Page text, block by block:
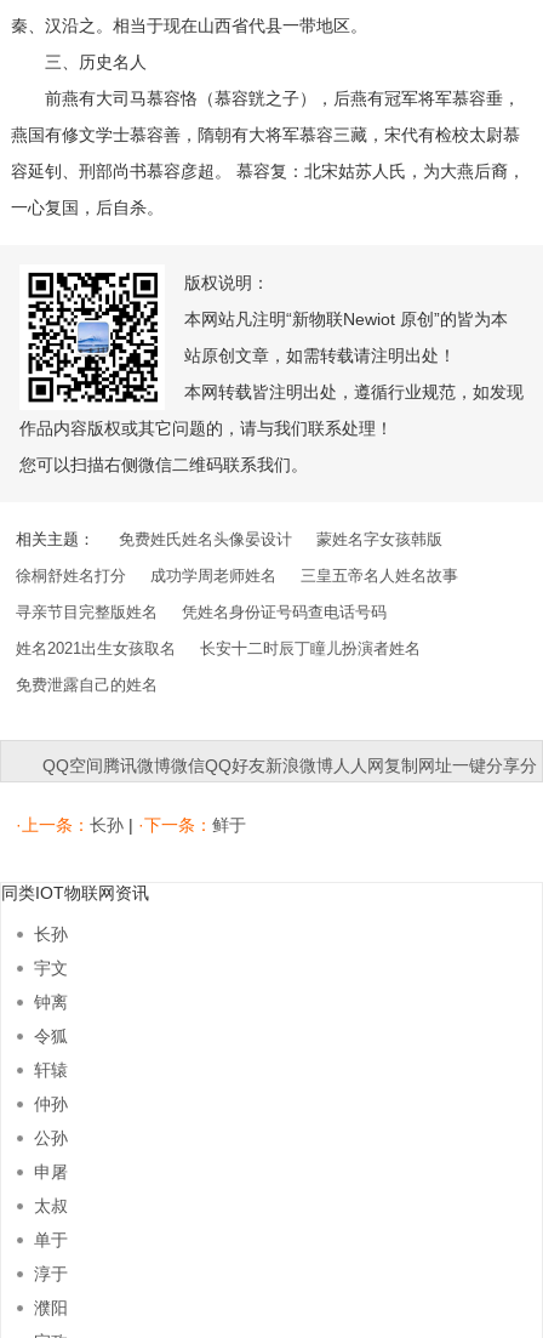
秦、汉沿之。相当于现在山西省代县一带地区。
三、历史名人
前燕有大司马慕容恪（慕容皝之子），后燕有冠军将军慕容垂，
燕国有修文学士慕容善，隋朝有大将军慕容三藏，宋代有检校太尉慕
容延钊、刑部尚书慕容彦超。 慕容复：北宋姑苏人氏，为大燕后裔，
一心复国，后自杀。
版权说明：
本网站凡注明“新物联Newiot 原创”的皆为本
站原创文章，如需转载请注明出处！
本网转载皆注明出处，遵循行业规范，如发现
作品内容版权或其它问题的，请与我们联系处理！
您可以扫描右侧微信二维码联系我们。
相关主题： 免费姓氏姓名头像晏设计
蒙姓名字女孩韩版
徐桐舒姓名打分
成功学周老师姓名
三皇五帝名人姓名故事
寻亲节目完整版姓名
凭姓名身份证号码查电话号码
姓名2021出生女孩取名
长安十二时辰丁瞳儿扮演者姓名
免费泄露自己的姓名
QQ空间腾讯微博微信QQ好友新浪微博人人网复制网址一键分享分
·上一条：长孙 | ·下一条：鲜于
同类IOT物联网资讯
长孙
宇文
钟离
令狐
轩辕
仲孙
公孙
申屠
太叔
单于
淳于
濮阳